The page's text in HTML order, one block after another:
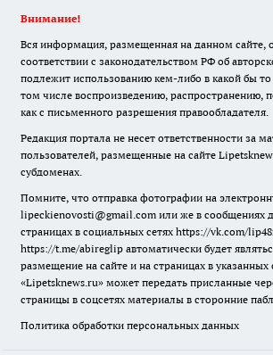
Внимание!
Вся информация, размещенная на данном сайте,
соответствии с законодательством РФ об
подлежит использованию кем-либо в какой бы
том числе воспроизведению, распространению,
как с письменного разрешения правообладателя.
Редакция портала не несет ответственности за
пользователей, размещенные на сайте
субдоменах.
Помните, что отправка фотографии на
lipeckienovosti@gmail.com или же в сообщениях
страницах в социальных сетях https://vk.com/
https://t.me/abireglip автоматически будет
размещение на сайте и на страницах в указанных
«Lipetsknews.ru» может передать присланные
страницы в соцсетях материалы в сторонние
Политика обработки персональных данных